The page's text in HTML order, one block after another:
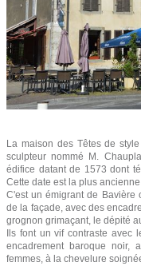
La maison des Têtes de
sculpteur nommé M.
édifice datant de 1573 dont
Cette date est la plus
C'est un émigrant de Bavière
de la façade, avec des
grognon grimaçant, le dépité
Ils font un vif contraste avec
encadrement baroque noir,
femmes, à la chevelure